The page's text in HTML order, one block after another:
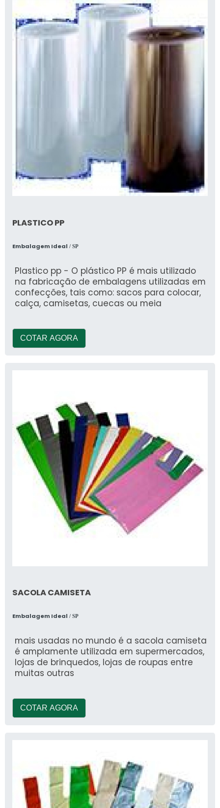
PLASTICO PP
Embalagem Ideal / SP
Plastico pp - O plástico PP é mais utilizado
na fabricação de embalagens utilizadas em
confecções, tais como: sacos para colocar,
calça, camisetas, cuecas ou meia
COTAR AGORA
SACOLA CAMISETA
Embalagem Ideal / SP
mais usadas no mundo é a sacola camiseta
é amplamente utilizada em supermercados,
lojas de brinquedos, lojas de roupas entre
muitas outras
COTAR AGORA